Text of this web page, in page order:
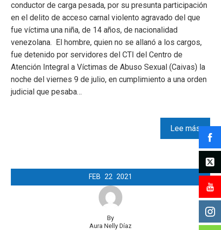
conductor de carga pesada, por su presunta participación
en el delito de acceso carnal violento agravado del que
fue víctima una niña, de 14 años, de nacionalidad
venezolana. El hombre, quien no se allanó a los cargos,
fue detenido por servidores del CTI del Centro de
Atención Integral a Víctimas de Abuso Sexual (Caivas) la
noche del viernes 9 de julio, en cumplimiento a una orden
judicial que pesaba…
Lee más
FEB 22 2021
By
Aura Nelly Díaz